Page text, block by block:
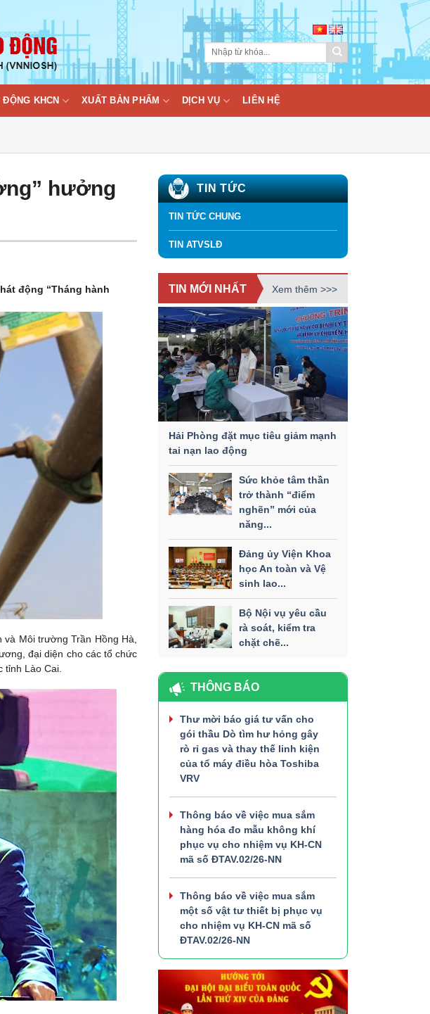
ĐỘNG KHCN XUẤT BẢN PHẨM DỊCH VỤ LIÊN HỆ
hưởng
động “Tháng hành
Môi trường Trần Hồng Hà,
đại diện cho các tổ chức
Lào Cai.
TIN TỨC
TIN TỨC CHUNG
TIN ATVSLĐ
TIN MỚI NHẤT Xem thêm >>>
Hải Phòng đặt mục tiêu giảm mạnh
tai nạn lao động
Sức khỏe tâm thần
trở thành “điểm
nghẽn” mới của
năng...
Đảng ủy Viện Khoa
học An toàn và Vệ
sinh lao...
Bộ Nội vụ yêu cầu
rà soát, kiểm tra
chặt chẽ...
THÔNG BÁO
Thư mời báo giá tư vấn cho
gói thầu Dò tìm hư hỏng gây
rò rỉ gas và thay thế linh kiện
của tổ máy điều hòa Toshiba
VRV
Thông báo về việc mua sắm
hàng hóa đo mẫu không khí
phục vụ cho nhiệm vụ KH-CN
mã số ĐTAV.02/26-NN
Thông báo về việc mua sắm
một số vật tư thiết bị phục vụ
cho nhiệm vụ KH-CN mã số
ĐTAV.02/26-NN